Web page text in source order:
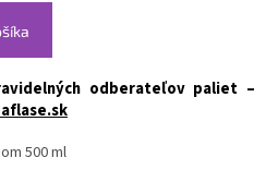
odberateľov paliet –
500 ml